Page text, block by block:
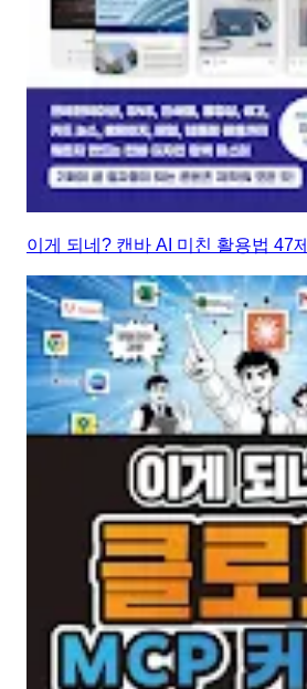
이게 되네? 캔바 AI 미친 활용법 47제